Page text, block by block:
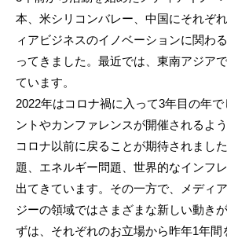
本、米シリコンバレー、中国にそれぞ
ィアビジネスのイノベーションに関わ
ってきました。最近では、東南アジア
ています。
2022年はコロナ禍に入って3年目の年
ントやカンファレンスが開催されるよ
コロナ以前に戻ることが期待されまし
題、エネルギー問題、世界的なインフ
出てきています。その一方で、メディ
ジーの領域ではさまざまな新しい動き
ずは、それぞれのお立場から昨年1年間